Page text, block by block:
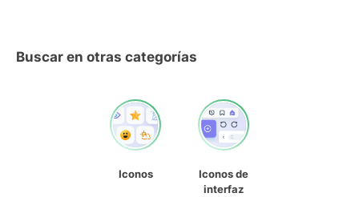
Buscar en otras categorías
Iconos
Iconos de
interfaz